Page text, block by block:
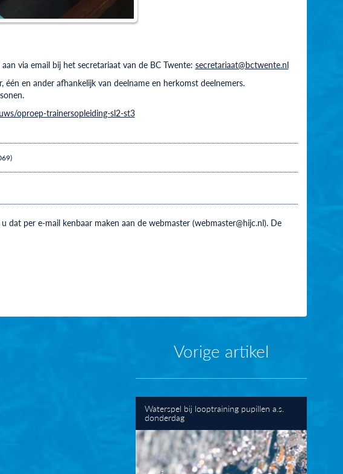
via email bij het secretariaat van de BC Twente: secretariaat@bctwente.nl
en ander afhankelijk van deelname en herkomst deelnemers.
oproep-trainersopleiding-sl2-st3
per e-mail kenbaar maken aan de webmaster (webmaster@hijc.nl). De
Vorige artikel
Waterspel bij looptraining pupillen a.s.
donderdag